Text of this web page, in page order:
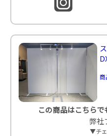
商
この商品はこちらで
弊社
▼チ